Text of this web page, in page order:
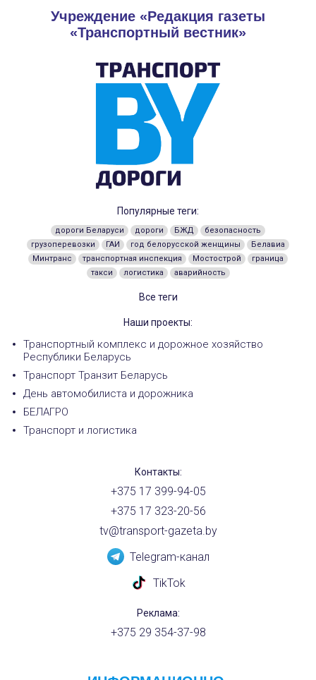
Учреждение «Редакция газеты
«Транспортный вестник»
Популярные теги:
дороги Беларуси дороги БЖД
безопасность
грузоперевозки
ГАИ год белорусской женщины
Белавиа
Минтранс
транспортная инспекция Мостострой
граница
такси
логистика аварийность
Все теги
Наши проекты:
Транспортный комплекс и дорожное хозяйство
Республики Беларусь
Транспорт Транзит Беларусь
День автомобилиста и дорожника
БЕЛАГРО
Транспорт и логистика
Контакты:
+375 17 399-94-05
+375 17 323-20-56
tv@transport-gazeta.by
Telegram-канал
TikTok
Реклама:
+375 29 354-37-98